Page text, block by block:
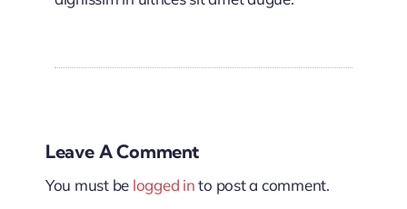
Leave A Comment
You must be logged into post a comment.